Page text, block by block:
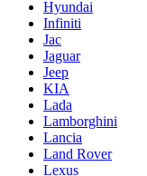
Hyundai
Infiniti
Jac
Jaguar
Jeep
KIA
Lada
Lamborghini
Lancia
Land Rover
Lexus